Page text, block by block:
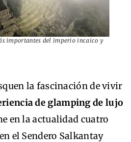
importantes del imperio incaico y
la fascinación de vivir
de glamping de lujo
en la actualidad cuatro
el Sendero Salkantay